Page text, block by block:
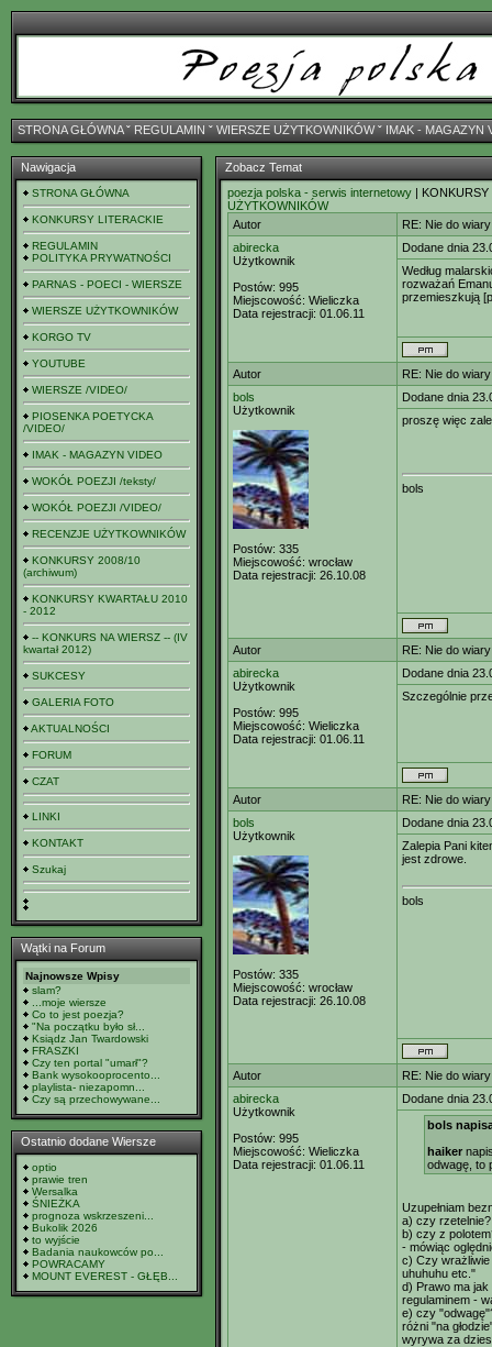
STRONA GŁÓWNAˇ REGULAMIN ˇ WIERSZE UŻYTKOWNIKÓWˇ IMAK - MAGAZYN
Nawigacja
STRONA GŁÓWNA
KONKURSY LITERACKIE
REGULAMIN
POLITYKA PRYWATNOŚCI
PARNAS - POECI - WIERSZE
WIERSZE UŻYTKOWNIKÓW
KORGO TV
YOUTUBE
WIERSZE /VIDEO/
PIOSENKA POETYCKA
/VIDEO/
IMAK - MAGAZYN VIDEO
WOKÓŁ POEZJI /teksty/
WOKÓŁ POEZJI /VIDEO/
RECENZJE UŻYTKOWNIKÓW
KONKURSY 2008/10
(archiwum)
KONKURSY KWARTAŁU 2010
- 2012
-- KONKURS NA WIERSZ -- (IV
kwartał 2012)
SUKCESY
GALERIA FOTO
AKTUALNOŚCI
FORUM
CZAT
LINKI
KONTAKT
Szukaj
Wątki na Forum
Najnowsze Wpisy
slam?
...moje wiersze
Co to jest poezja?
"Na początku było sł...
Ksiądz Jan Twardowski
FRASZKI
Czy ten portal "umarł"?
Bank wysokooprocento...
playlista- niezapomn...
Czy są przechowywane...
Ostatnio dodane Wiersze
optio
prawie tren
Wersalka
ŚNIEŻKA
prognoza wskrzeszeni...
Bukolik 2026
to wyjście
Badania naukowców po...
POWRACAMY
MOUNT EVEREST - GŁĘB...
Zobacz Temat
poezja polska - serwis internetowy |
UŻYTKOWNIKÓW
Autor
RE: Nie do wiary
abirecka
Użytkownik
Postów: 995
Miejscowość: Wieliczka
Data rejestracji: 01.06.11
Dodane dnia
Według
rozważań
przemieszkują
Autor
RE: Nie do wiary
bols
Użytkownik
Postów: 335
Miejscowość: wrocław
Data rejestracji: 26.10.08
Dodane dnia
proszę więc
bols
Autor
RE: Nie do wiary
abirecka
Użytkownik
Postów: 995
Miejscowość: Wieliczka
Data rejestracji: 01.06.11
Dodane dnia
Szczególnie
Autor
RE: Nie do wiary
bols
Użytkownik
Postów: 335
Miejscowość: wrocław
Data rejestracji: 26.10.08
Dodane dnia
Zalepia Pani
jest zdrowe.
bols
Autor
RE: Nie do wiary
abirecka
Użytkownik
Postów: 995
Miejscowość: Wieliczka
Data rejestracji: 01.06.11
Dodane dnia
bols
haiker
odwagę, to
Uzupełniam
a) czy rzetelnie?
b) czy z
- mówiąc
c) Czy wrażliwie
uhuhuhu etc."
d) Prawo ma
regulaminem -
e) czy
różni "na
wyrywa za